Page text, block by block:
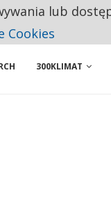
300KLIMAT
lub
Cookies